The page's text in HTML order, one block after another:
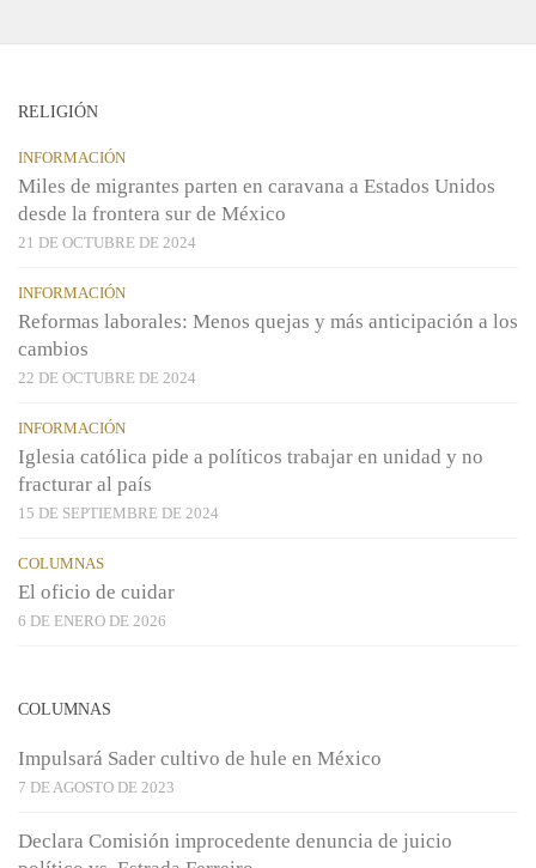
RELIGIÓN
INFORMACIÓN
Miles de migrantes parten en caravana a Estados Unidos
desde la frontera sur de México
21 DE OCTUBRE DE 2024
INFORMACIÓN
Reformas laborales: Menos quejas y más anticipación a los
cambios
22 DE OCTUBRE DE 2024
INFORMACIÓN
Iglesia católica pide a políticos trabajar en unidad y no
fracturar al país
15 DE SEPTIEMBRE DE 2024
COLUMNAS
El oficio de cuidar
6 DE ENERO DE 2026
COLUMNAS
Impulsará Sader cultivo de hule en México
7 DE AGOSTO DE 2023
Declara Comisión improcedente denuncia de juicio